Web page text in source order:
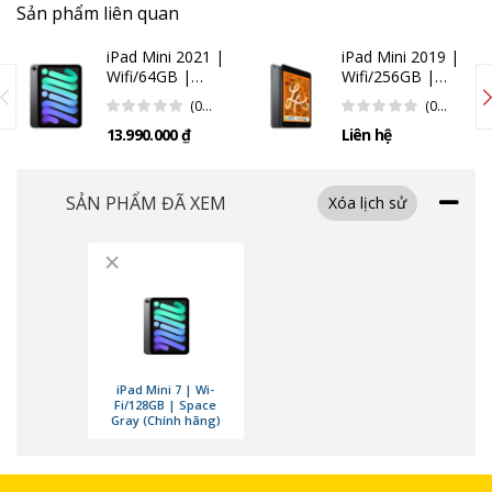
nghệ dò tia tốc độ cao, nâng cao trải nghiệm chơi game và xử lý đồ họa
với thế hệ trước, giúp tăng cường khả năng xử lý các tác vụ AI và học
máy.
Sản phẩm liên quan
iPad Mini 2021 |
Wifi/64GB |
Space Gray
(0
Giá)
13.990.000 ₫
iPad Mini 2019 |
Wifi/256GB |
Space Gray
(Chính Hãng)(0
Liên hệ
SẢN PHẨM ĐÃ XEM Xóa lịch sử
×
iPad Mini 7 | Wi-
Fi/128GB | Space
Gray (Chính hãng)